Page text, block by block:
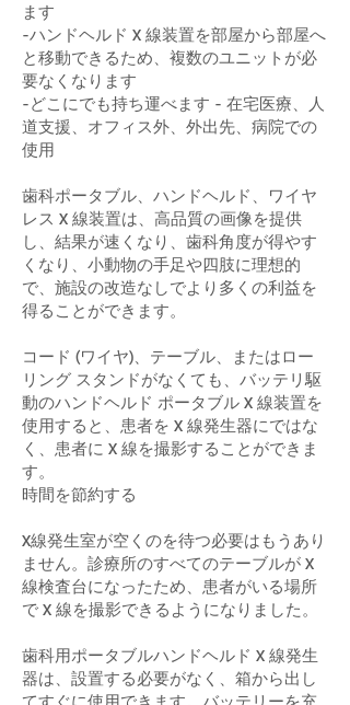
ます
-ハンドヘルド X 線装置を部屋から部屋へ
と移動できるため、複数のユニットが必
要なくなります
-どこにでも持ち運べます - 在宅医療、人
道支援、オフィス外、外出先、病院での
使用
歯科ポータブル、ハンドヘルド、ワイヤ
レス X 線装置は、高品質の画像を提供
し、結果が速くなり、歯科角度が得やす
くなり、小動物の手足や四肢に理想的
で、施設の改造なしでより多くの利益を
得ることができます。
コード (ワイヤ)、テーブル、またはロー
リング スタンドがなくても、バッテリ駆
動のハンドヘルド ポータブル X 線装置を
使用すると、患者を X 線発生器にではな
く、患者に X 線を撮影することができま
す。
時間を節約する
X線発生室が空くのを待つ必要はもうあり
ません。診療所のすべてのテーブルが X
線検査台になったため、患者がいる場所
で X 線を撮影できるようになりました。
歯科用ポータブルハンドヘルド X 線発生
器は、設置する必要がなく、箱から出し